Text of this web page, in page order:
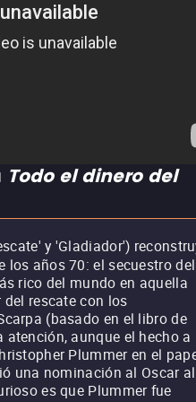
Todo el dinero del
y 'Gladiador')
los años 70: el secuestro del
rico del mundo en aquella
rescate con los
(basado en el libro de
aunque el hecho a
Plummer en el
una nominación al Oscar al
es que Plummer fue